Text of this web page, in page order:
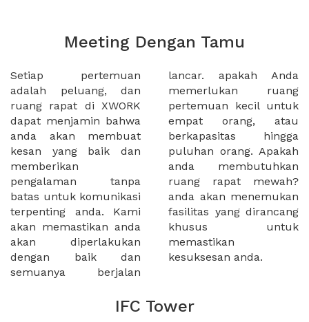
Meeting Dengan Tamu
Setiap pertemuan
adalah peluang, dan
ruang rapat di XWORK
dapat menjamin bahwa
anda akan membuat
kesan yang baik dan
memberikan
pengalaman tanpa
batas untuk komunikasi
terpenting anda. Kami
akan memastikan anda
akan diperlakukan
dengan baik dan
semuanya berjalan
lancar. apakah Anda
memerlukan ruang
pertemuan kecil untuk
empat orang, atau
berkapasitas hingga
puluhan orang. Apakah
anda membutuhkan
ruang rapat mewah?
anda akan menemukan
fasilitas yang dirancang
khusus untuk
memastikan
kesuksesan anda.
IFC Tower